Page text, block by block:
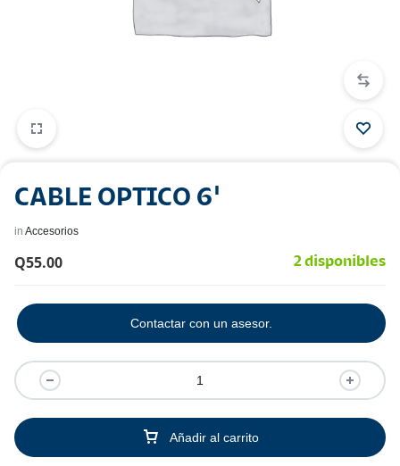
CABLE OPTICO 6'
in Accesorios
Q55.00 2 disponibles
Añadir al carrito
Contactar con un asesor.